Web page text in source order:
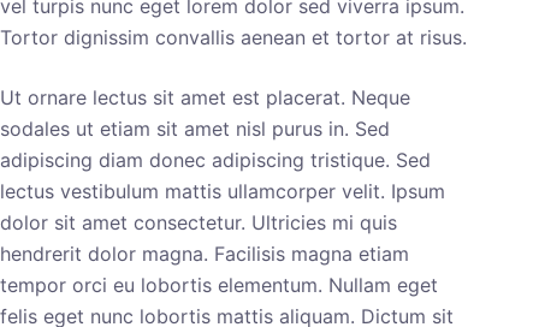
vel turpis nunc eget lorem dolor sed viverra ipsum.
Tortor dignissim convallis aenean et tortor at risus.
Ut ornare lectus sit amet est placerat. Neque
sodales ut etiam sit amet nisl purus in. Sed
adipiscing diam donec adipiscing tristique. Sed
lectus vestibulum mattis ullamcorper velit. Ipsum
dolor sit amet consectetur. Ultricies mi quis
hendrerit dolor magna. Facilisis magna etiam
tempor orci eu lobortis elementum. Nullam eget
felis eget nunc lobortis mattis aliquam. Dictum sit